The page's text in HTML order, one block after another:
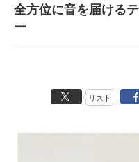
全方位に音を届ける
ー
リスト